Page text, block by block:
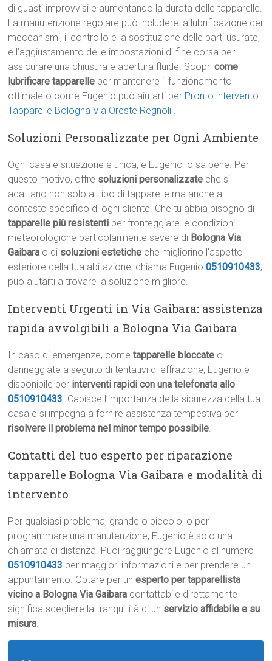
di guasti improvvisi e aumentando la durata delle tapparelle.
La manutenzione regolare può includere la lubrificazione dei
meccanismi, il controllo e la sostituzione delle parti usurate,
e l’aggiustamento delle impostazioni di fine corsa per
assicurare una chiusura e apertura fluide. Scopricome
lubrificare tapparelle per mantenere il funzionamento
ottimale o come Eugenio può aiutarti per Pronto intervento
Tapparelle Bologna Via Oreste Regnoli .
Soluzioni Personalizzate per Ogni Ambiente
Ogni casa e situazione è unica, e Eugenio lo sa bene. Per
questo motivo, offre soluzioni personalizzate che si
adattano non solo al tipo di tapparelle ma anche al
contesto specifico di ogni cliente. Che tu abbia bisogno di
tapparelle più resistenti per fronteggiare le condizioni
meteorologiche particolarmente severe di Bologna Via
Gaibara o di soluzioni estetiche che migliorino l’aspetto
esteriore della tua abitazione, chiama Eugenio0510910433;
può aiutarti a trovare la soluzione migliore.
Interventi Urgenti in Via Gaibara: assistenza
rapida avvolgibili a Bologna Via Gaibara
In caso di emergenze, cometapparelle bloccate o
danneggiate a seguito di tentativi di effrazione, Eugenio è
disponibile per interventi rapidi con una telefonata allo
0510910433. Capisce l’importanza della sicurezza della tua
casa e si impegna a fornire assistenza tempestiva per
risolvere il problema nel minor tempo possibile.
Contatti del tuo esperto per riparazione
tapparelle Bologna Via Gaibara e modalità di
intervento
Per qualsiasi problema, grande o piccolo, o per
programmare una manutenzione, Eugenio è solo una
chiamata di distanza. Puoi raggiungere Eugenio al numero
0510910433 per maggiori informazioni e per prendere un
appuntamento. Optare per unesperto per tapparellista
vicino a Bologna Via Gaibara contattabile direttamente
significa scegliere la tranquillità di un servizio affidabile e su
misura.